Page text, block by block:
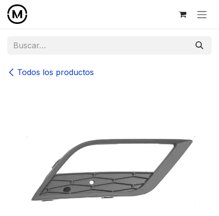
Ir al contenido
Todos los productos